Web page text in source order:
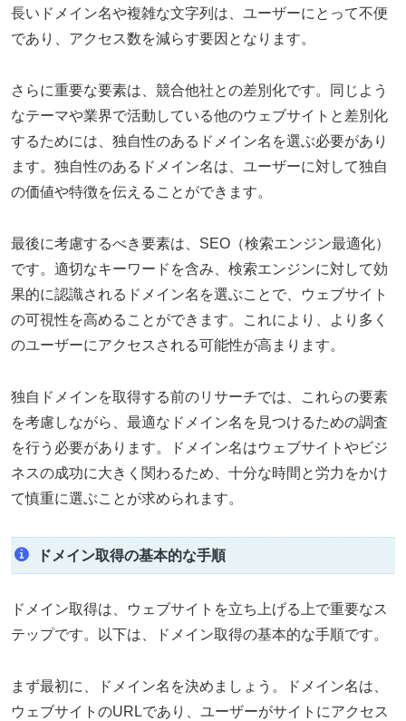
長いドメイン名や複雑な文字列は、ユーザーにとって不便
であり、アクセス数を減らす要因となります。
さらに重要な要素は、競合他社との差別化です。同じよう
なテーマや業界で活動している他のウェブサイトと差別化
するためには、独自性のあるドメイン名を選ぶ必要があり
ます。独自性のあるドメイン名は、ユーザーに対して独自
の価値や特徴を伝えることができます。
最後に考慮するべき要素は、SEO（検索エンジン最適化）
です。適切なキーワードを含み、検索エンジンに対して効
果的に認識されるドメイン名を選ぶことで、ウェブサイト
の可視性を高めることができます。これにより、より多く
のユーザーにアクセスされる可能性が高まります。
独自ドメインを取得する前のリサーチでは、これらの要素
を考慮しながら、最適なドメイン名を見つけるための調査
を行う必要があります。ドメイン名はウェブサイトやビジ
ネスの成功に大きく関わるため、十分な時間と労力をかけ
て慎重に選ぶことが求められます。
ドメイン取得の基本的な手順
ドメイン取得は、ウェブサイトを立ち上げる上で重要なス
テップです。以下は、ドメイン取得の基本的な手順です。
まず最初に、ドメイン名を決めましょう。ドメイン名は、
ウェブサイトのURLであり、ユーザーがサイトにアクセス